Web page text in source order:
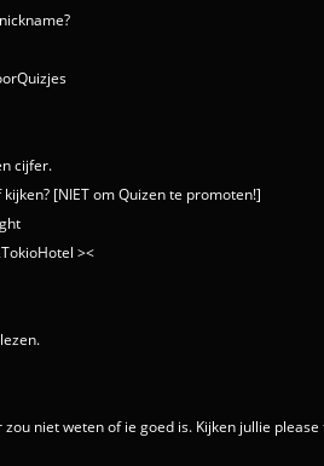
cijfer.
[NIET om Quizen te promoten!]
><
niet weten of ie goed is. Kijken jullie please